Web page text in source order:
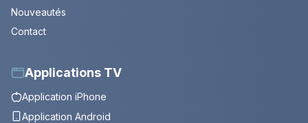
Nouveautés
Contact
Applications TV
Application iPhone
Application Android